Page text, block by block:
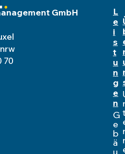
GmbH
70
L
e
i
s
t
u
n
g
e
n
G
e
b
ä